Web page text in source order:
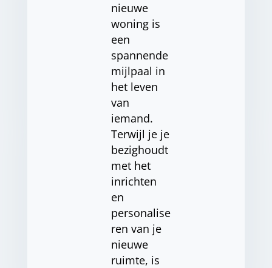
nieuwe
woning is
een
spannende
mijlpaal in
het leven
van
iemand.
Terwijl je je
bezighoudt
met het
inrichten
en
personalise
ren van je
nieuwe
ruimte, is